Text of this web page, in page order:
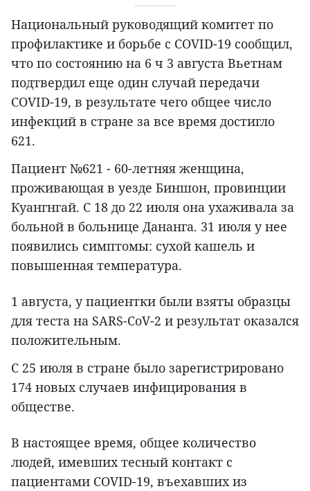
Национальный руководящий комитет по
профилактике и борьбе с COVID-19 сообщил,
что по состоянию на 6 ч 3 августа Вьетнам
подтвердил еще один случай передачи
COVID-19, в результате чего общее число
инфекций в стране за все время достигло
621.
Пациент №621 - 60-летняя женщина,
проживающая в уезде Биншон, провинции
Куангнгай. С 18 до 22 июля она ухаживала за
больной в больнице Дананга. 31 июля у нее
появились симптомы: сухой кашель и
повышенная температура.
1 августа, у пациентки были взяты образцы
для теста на SARS-CoV-2 и результат оказался
положительным.
С 25 июля в стране было зарегистрировано
174 новых случаев инфицирования в
обществе.
В настоящее время, общее количество
людей, имевших тесный контакт с
пациентами COVID-19, въехавших из